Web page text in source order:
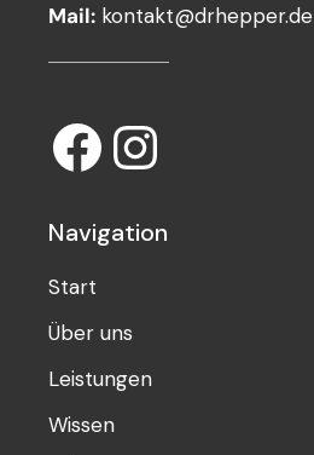
Mail: kontakt@drhepper.de
Navigation
Start
Über uns
Leistungen
Wissen